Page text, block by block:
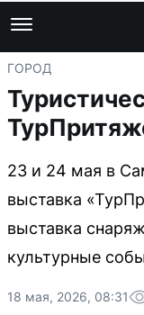
ГОРОД
23 и 24 мая в
выставка
выставка
культурные
18 мая, 2026, 08:31